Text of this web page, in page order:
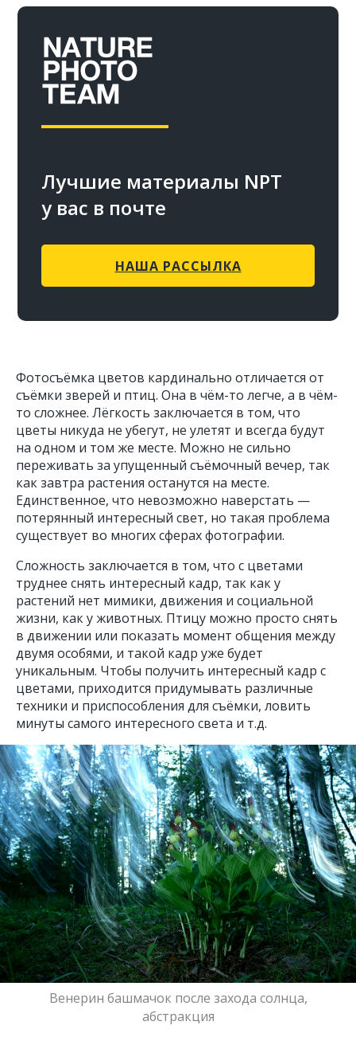
Лучшие материалы NPT
у вас в почте
НАША РАССЫЛКА
Фотосъёмка цветов кардинально отличается от
съёмки зверей и птиц. Она в чём-то легче, а в чём-
то сложнее. Лёгкость заключается в том, что
цветы никуда не убегут, не улетят и всегда будут
на одном и том же месте. Можно не сильно
переживать за упущенный съёмочный вечер, так
как завтра растения останутся на месте.
Единственное, что невозможно наверстать —
потерянный интересный свет, но такая проблема
существует во многих сферах фотографии.
Сложность заключается в том, что с цветами
труднее снять интересный кадр, так как у
растений нет мимики, движения и социальной
жизни, как у животных. Птицу можно просто снять
в движении или показать момент общения между
двумя особями, и такой кадр уже будет
уникальным. Чтобы получить интересный кадр с
цветами, приходится придумывать различные
техники и приспособления для съёмки, ловить
минуты самого интересного света и т.д.
Венерин башмачок после захода солнца,
абстракция